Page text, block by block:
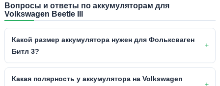
Вопросы и ответы по аккумуляторам для
Volkswagen Beetle III
Какой размер аккумулятора нужен для Фольксваген
Битл 3?
Какая полярность у аккумулятора на Volkswagen